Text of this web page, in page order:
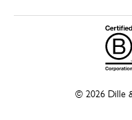
© 2026 Dille